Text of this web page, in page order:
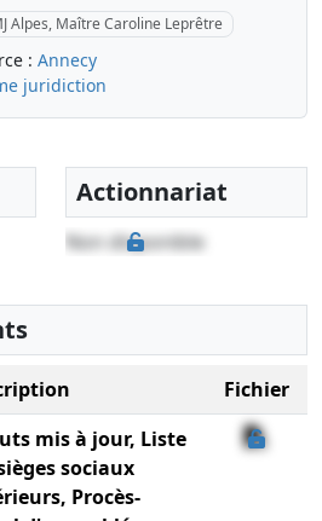
Alpes, Maître Caroline Leprêtre
: Annecy
juridiction
Actionnariat
Non disponible
Fichier
mis à jour, Liste
sociaux
Procès-